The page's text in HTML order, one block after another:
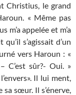
Christius, le grand
« Même pas
m’a appelée et m’a
s’agissait d’un
vers Haroun : «
C’est sûr?- Oui. »
Il lui ment,
sa sœur. Il s’énerve,